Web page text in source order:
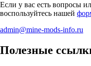
Если у вас есть вопросы
воспользуйтесь нашей
admin@mine-mods-info.ru
Полезные